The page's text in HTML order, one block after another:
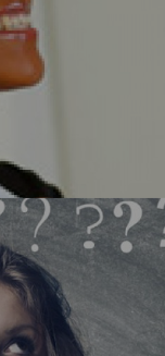
, se esta
e a vid
como
o nosso
e surpr